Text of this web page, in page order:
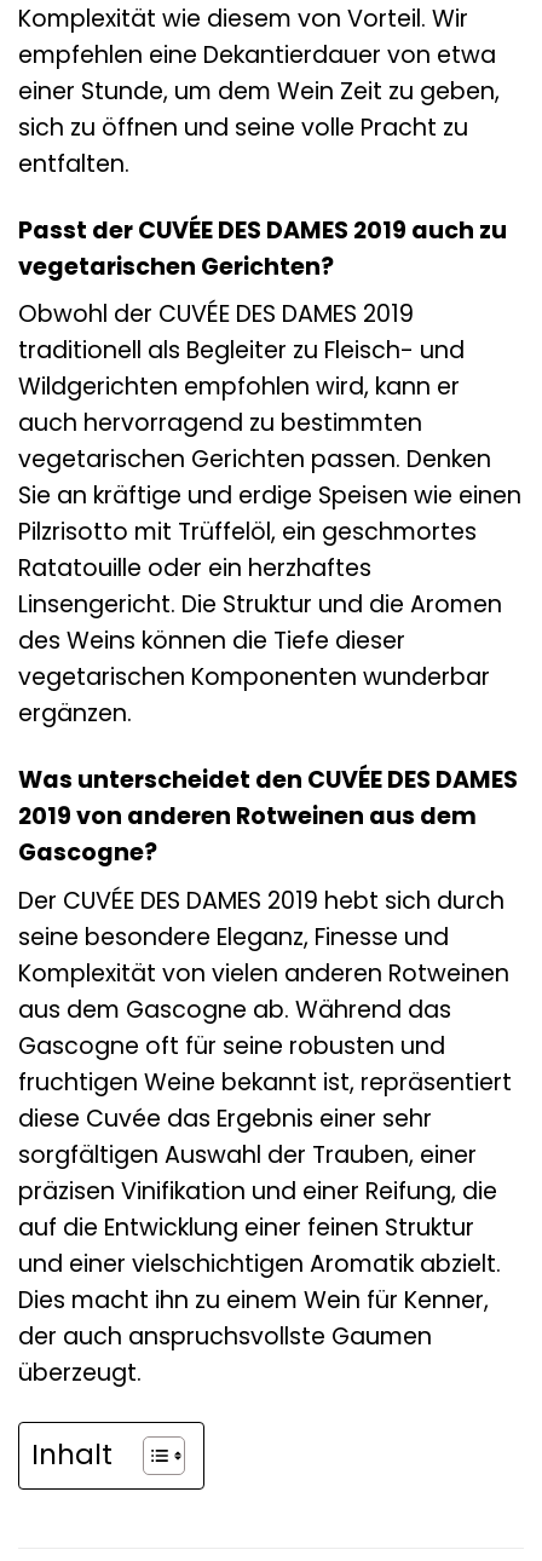
Komplexität wie diesem von Vorteil. Wir
empfehlen eine Dekantierdauer von etwa
einer Stunde, um dem Wein Zeit zu geben,
sich zu öffnen und seine volle Pracht zu
entfalten.
Passt der CUVÉE DES DAMES 2019 auch zu
vegetarischen Gerichten?
Obwohl der CUVÉE DES DAMES 2019
traditionell als Begleiter zu Fleisch- und
Wildgerichten empfohlen wird, kann er
auch hervorragend zu bestimmten
vegetarischen Gerichten passen. Denken
Sie an kräftige und erdige Speisen wie einen
Pilzrisotto mit Trüffelöl, ein geschmortes
Ratatouille oder ein herzhaftes
Linsengericht. Die Struktur und die Aromen
des Weins können die Tiefe dieser
vegetarischen Komponenten wunderbar
ergänzen.
Was unterscheidet den CUVÉE DES DAMES
2019 von anderen Rotweinen aus dem
Gascogne?
Der CUVÉE DES DAMES 2019 hebt sich durch
seine besondere Eleganz, Finesse und
Komplexität von vielen anderen Rotweinen
aus dem Gascogne ab. Während das
Gascogne oft für seine robusten und
fruchtigen Weine bekannt ist, repräsentiert
diese Cuvée das Ergebnis einer sehr
sorgfältigen Auswahl der Trauben, einer
präzisen Vinifikation und einer Reifung, die
auf die Entwicklung einer feinen Struktur
und einer vielschichtigen Aromatik abzielt.
Dies macht ihn zu einem Wein für Kenner,
der auch anspruchsvollste Gaumen
überzeugt.
Inhalt